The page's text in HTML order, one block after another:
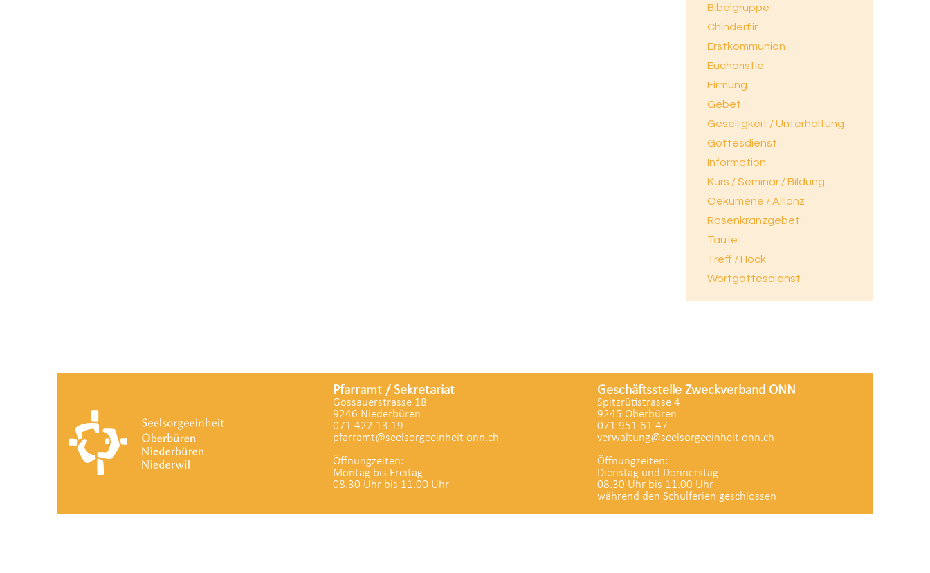
Bibelgruppe
Chinderfiir
Erstkommunion
Eucharistie
Firmung
Gebet
Geselligkeit / Unterhaltung
Gottesdienst
Information
Kurs / Seminar / Bildung
Oekumene / Allianz
Rosenkranzgebet
Taufe
Treff / Höck
Wortgottesdienst
Pfarramt / Sekretariat
Gossauerstrasse 18
9246 Niederbüren
071 422 13 19
pfarramt@seelsorgeeinheit-onn.ch
Öffnungzeiten:
Montag bis Freitag
08.30 Uhr bis 11.00 Uhr
Geschäftsstelle Zweckverband ONN
Spitzrütistrasse 4
9245 Oberbüren
071 951 61 47
verwaltung@seelsorgeeinheit-onn.ch
Öffnungzeiten:
Dienstag und Donnerstag
08.30 Uhr bis 11.00 Uhr
während den Schulferien geschlossen